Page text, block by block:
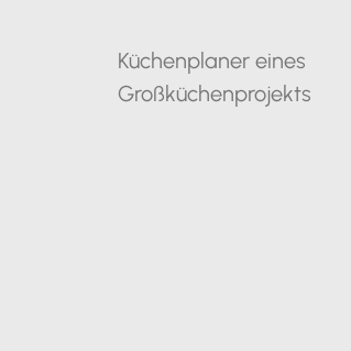
Küchenplaner eines
Großküchenprojekts